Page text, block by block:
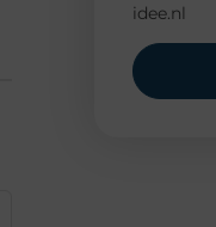
idee.nl